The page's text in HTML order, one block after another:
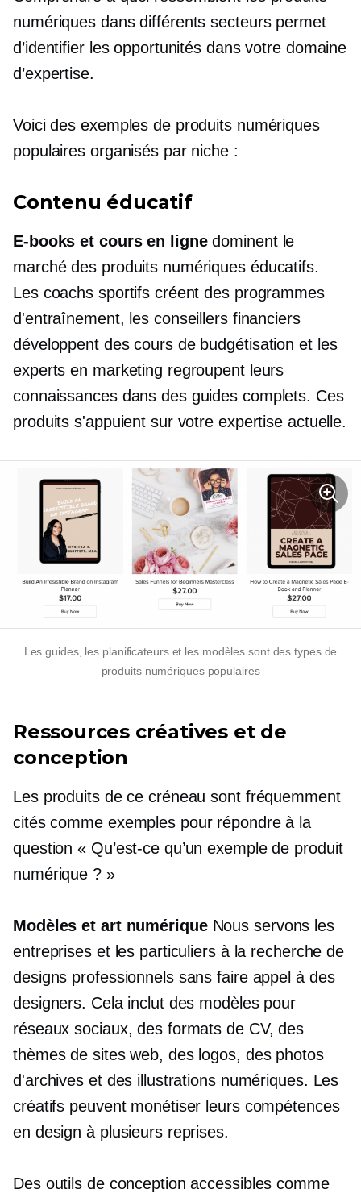
numériques dans différents secteurs permet
d’identifier les opportunités dans votre domaine
d’expertise.
Voici des exemples de produits numériques
populaires organisés par niche :
Contenu éducatif
E-books et cours en lignedominent le
marché des produits numériques éducatifs.
Les coachs sportifs créent des programmes
d'entraînement, les conseillers financiers
développent des cours de budgétisation et les
experts en marketing regroupent leurs
connaissances dans des guides complets. Ces
produits s'appuient sur votre expertise actuelle.
Les guides, les planificateurs et les modèles sont des types de
produits numériques populaires
Ressources créatives et de
conception
Les produits de ce créneau sont fréquemment
cités comme exemples pour répondre à la
question « Qu’est-ce qu’un exemple de produit
numérique ? »
Modèles et art numériqueNous servons les
entreprises et les particuliers à la recherche de
designs professionnels sans faire appel à des
designers. Cela inclut des modèles pour
réseaux sociaux, des formats de CV, des
thèmes de sites web, des logos, des photos
d'archives et des illustrations numériques. Les
créatifs peuvent monétiser leurs compétences
en design à plusieurs reprises.
Des outils de conception accessibles comme